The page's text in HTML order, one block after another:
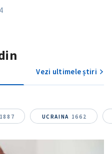
на русскомVezi ultimele știri
1887 UCRAINA 1662